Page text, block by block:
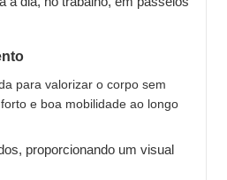
para valorizar o corpo sem
e boa mobilidade ao longo
proporcionando um visual